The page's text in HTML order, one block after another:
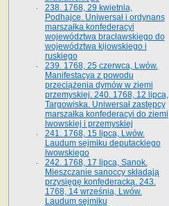
238. 1768, 29 kwietnia,
Podhajce. Uniwersał i ordynans
marszałka konfederacyi
województwa bracławskiego do
wo­jewództwa kijowskiego i
ruskiego
239. 1768, 25 czerwca, Lwów.
Manifestacya z powodu
przeciążenia dymów w ziemi
przemyskiej. 240. 1768, 12 lipca,
Targowiska. Uniwersał zastępcy
marszałka konfederacyi do ziemi
lwowskiej i przemyskiej
241. 1768, 15 lipca, Lwów.
Laudum sejmiku deputackiego
lwowskiego
242. 1768, 17 lipca, Sanok.
Mieszczanie sanoccy składają
przysięgę konfederacką. 243.
1768, 14 września, Lwów.
Laudum sejmiku